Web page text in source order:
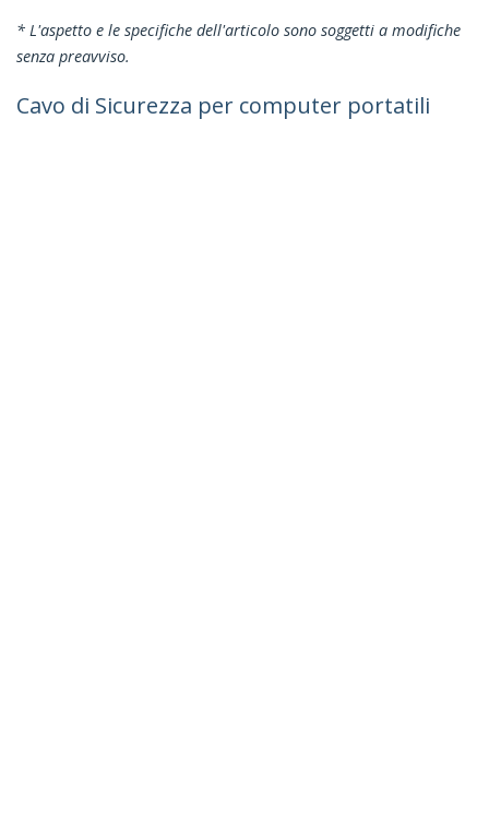
* L'aspetto e le specifiche dell'articolo sono soggetti a modifiche
senza preavviso.
Cavo di Sicurezza per computer portatili